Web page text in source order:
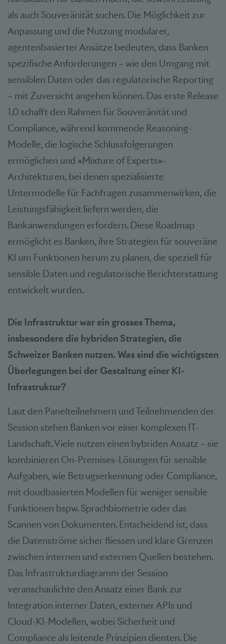
als auch Souveränität suchen. Die Möglichkeit zur
Anpassung und die Nutzung modularer,
agentenbasierter Ansätze bedeuten, dass Banken
spezifische Anforderungen – wie den Umgang mit
sensiblen Daten oder das regulatorische Reporting
– mit Zuversicht angehen können. Das erste Release
1.0 schafft den Rahmen für Souveränität und
Compliance, während kommende Reasoning-
Modelle, die logische Schlussfolgerungen
ermöglichen und «Mixture of Experts»-
Architekturen, bei denen spezialisierte
Untermodelle für Fachfragen zusammenwirken, die
Leistungsfähigkeit liefern werden, die
Bankanwendungen erfordern. Diese Roadmap
ermöglicht es Banken, ihre Strategien für souveräne
KI um Funktionen herum zu planen, die speziell für
sensible Daten und regulatorische Berichterstattung
entwickelt wurden.
Die Infrastruktur war ein grosses Thema,
insbesondere die hybriden Strategien, die
Schweizer Banken nutzen. Was sind die wichtigsten
Überlegungen bei der Gestaltung einer KI-
Infrastruktur?
Laut den Panelteilnehmern und Teilnehmenden der
Session stehen Banken vor einer komplexen IT-
Landschaft. Viele nutzen einen hybriden Ansatz – sie
kombinieren On-Premises-Lösungen für sensible
Aufgaben, wie Betrugserkennung oder Compliance,
mit cloudbasierten Modellen für weniger sensible
Funktionen bspw. Sprachbiometrie oder das
Scannen von Dokumenten. Entscheidend ist, dass
die Datenströme sicher fliessen und klare Grenzen
zwischen internen und externen Quellen bestehen.
Das Infrastrukturdiagramm der Session
veranschaulichte den Ansatz einer Bank zur
Integration interner Daten, externer APIs und
Cloud-KI-Modellen, wobei Sicherheit und
Compliance als leitende Prinzipien dienten. Die